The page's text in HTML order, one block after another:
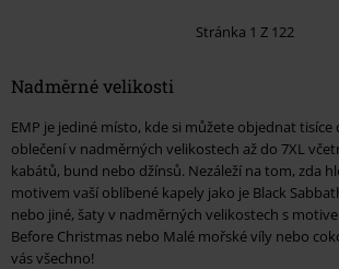
Stránka 1 Z 122
Nadměrné velikosti
EMP je jediné místo, kde si můžete objednat
oblečení v nadměrných velikostech až do 7XL
kabátů, bund nebo džínsů. Nezáleží na tom, zda
motivem vaší oblíbené kapely jako je Black
nebo jiné, šaty v nadměrných velikostech s
Before Christmas nebo Malé mořské víly nebo
vás všechno!